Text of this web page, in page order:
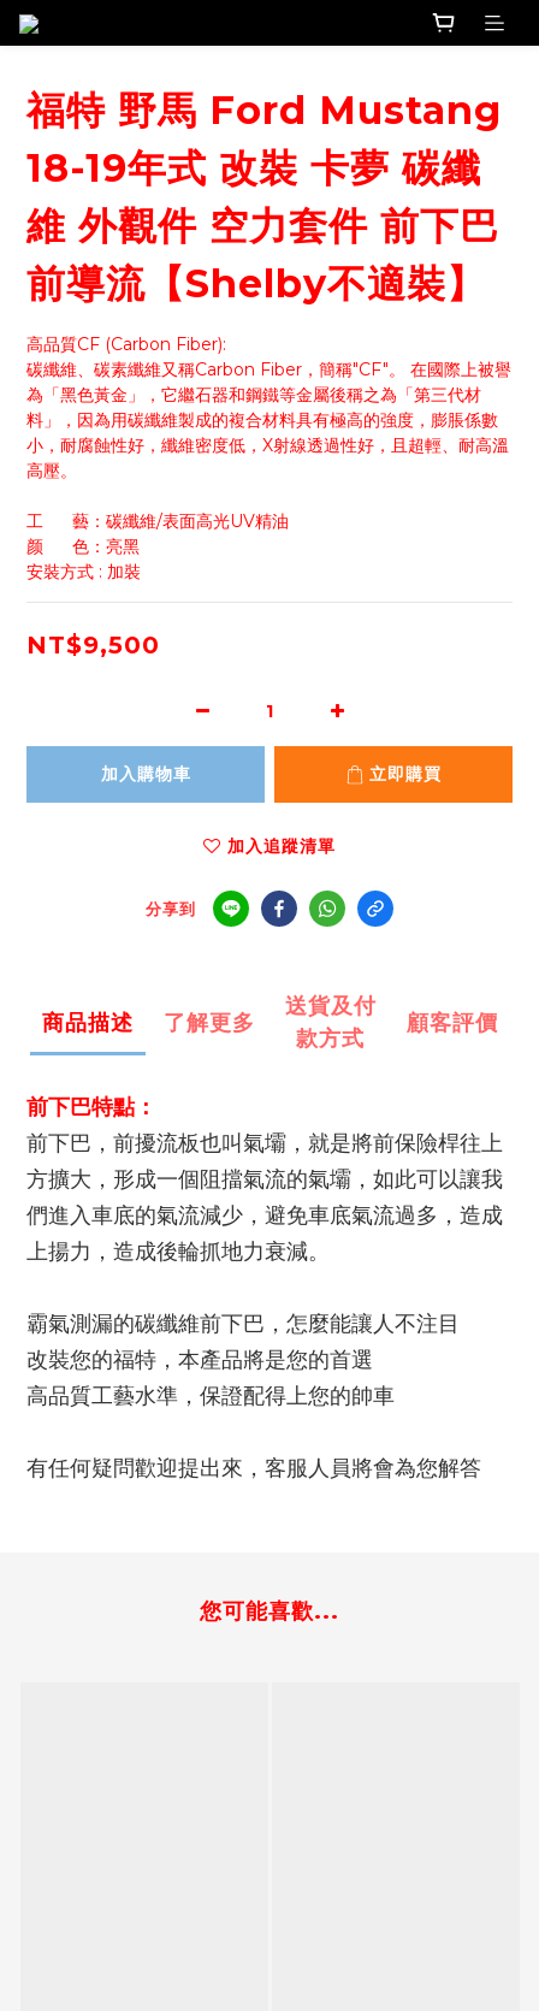
福特 野馬 Ford Mustang
18-19年式 改裝 卡夢 碳纖
維 外觀件 空力套件 前下巴
前導流【Shelby不適裝】
高品質CF (Carbon Fiber):
碳纖維、碳素纖維又稱Carbon Fiber，簡稱"CF"。 在國際上被譽
為「黑色黃金」，它繼石器和鋼鐵等金屬後稱之為「第三代材
料」，因為用碳纖維製成的複合材料具有極高的強度，膨脹係數
小，耐腐蝕性好，纖維密度低，X射線透過性好，且超輕、耐高溫
高壓。
工      藝：碳纖維/表面高光UV精油
颜      色：亮黑
安裝方式 : 加裝
NT$9,500
加入購物車 立即購買
加入追蹤清單
分享到
商品描述 了解更多
送貨及付
款方式
顧客評價
前下巴特點：
前下巴，前擾流板也叫氣壩，就是將前保險桿往上
方擴大，形成一個阻擋氣流的氣壩，如此可以讓我
們進入車底的氣流減少，避免車底氣流過多，造成
上揚力，造成後輪抓地力衰減。
霸氣測漏的碳纖維前下巴，怎麼能讓人不注目
改裝您的福特，本產品將是您的首選
高品質工藝水準，保證配得上您的帥車
有任何疑問歡迎提出來，客服人員將會為您解答
您可能喜歡...